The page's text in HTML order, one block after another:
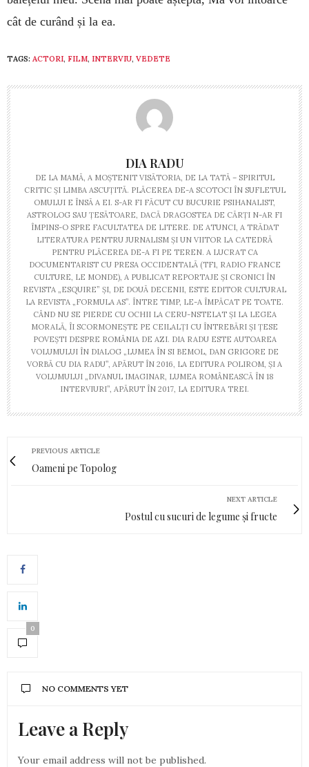
cât de curând și la ea.
TAGS: ACTORI, FILM, INTERVIU, VEDETE
DIA RADU
DE LA MAMĂ, A MOȘTENIT VISĂTORIA, DE LA TATĂ – SPIRITUL
CRITIC ȘI LIMBA ASCUȚITĂ. PLĂCEREA DE-A SCOTOCI ÎN SUFLETUL
OMULUI E ÎNSĂ A EI. S-AR FI FĂCUT CU BUCURIE PSIHANALIST,
ASTROLOG SAU ȚESĂTOARE, DACĂ DRAGOSTEA DE CĂRȚI N-AR FI
ÎMPINS-O SPRE FACULTATEA DE LITERE. DE ATUNCI, A TRĂDAT
LITERATURA PENTRU JURNALISM ȘI UN VIITOR LA CATEDRĂ
PENTRU PLĂCEREA DE-A FI PE TEREN. A LUCRAT CA
DOCUMENTARIST CU PRESA OCCIDENTALĂ (TF1, RADIO FRANCE
CULTURE, LE MONDE), A PUBLICAT REPORTAJE ȘI CRONICI ÎN
REVISTA „ESQUIRE” ȘI, DE DOUĂ DECENII, ESTE EDITOR CULTURAL
LA REVISTA „FORMULA AS”. ÎNTRE TIMP, LE-A ÎMPĂCAT PE TOATE.
CÂND NU SE PIERDE CU OCHII LA CERU-NSTELAT ȘI LA LEGEA
MORALĂ, ÎI SCORMONEȘTE PE CEILALȚI CU ÎNTREBĂRI ȘI ȚESE
POVEȘTI DESPRE ROMÂNIA DE AZI. DIA RADU ESTE AUTOAREA
VOLUMULUI ÎN DIALOG „LUMEA ÎN SI BEMOL, DAN GRIGORE DE
VORBĂ CU DIA RADU”, APĂRUT ÎN 2016, LA EDITURA POLIROM, ȘI A
VOLUMULUI „DIVANUL IMAGINAR, LUMEA ROMÂNEASCĂ ÎN 18
INTERVIURI”, APĂRUT ÎN 2017, LA EDITURA TREI.
PREVIOUS ARTICLE
Oameni pe Topolog
NEXT ARTICLE
Postul cu sucuri de legume și fructe
0
NO COMMENTS YET
Leave a Reply
Your email address will not be published.